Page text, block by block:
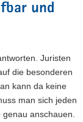
und
Juristen
die besonderen
kann da keine
man sich jeden
anschauen.